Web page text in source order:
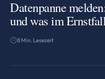
Datenpanne
und was im
8 Min. Lesezeit